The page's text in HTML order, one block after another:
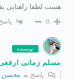
هست لطفا راهنایی
0
نویسنده
مسلم زمانی
پاسخ به محسن